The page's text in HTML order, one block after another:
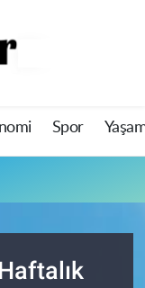
Spor